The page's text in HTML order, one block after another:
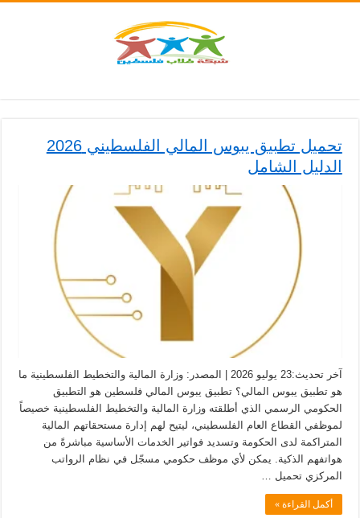
تحميل تطبيق يبوس المالي الفلسطيني 2026
الدليل الشامل
آخر تحديث:23 يوليو 2026 | المصدر: وزارة المالية والتخطيط الفلسطينية ما
هو تطبيق يبوس المالي؟ تطبيق يبوس المالي فلسطين هو التطبيق
الحكومي الرسمي الذي أطلقته وزارة المالية والتخطيط الفلسطينية خصيصاً
لموظفي القطاع العام الفلسطيني، ليتيح لهم إدارة مستحقاتهم المالية
المتراكمة لدى الحكومة وتسديد فواتير الخدمات الأساسية مباشرةً من
هواتفهم الذكية. يمكن لأي موظف حكومي مسجّل في نظام الرواتب
المركزي تحميل …
أكمل القراءة »